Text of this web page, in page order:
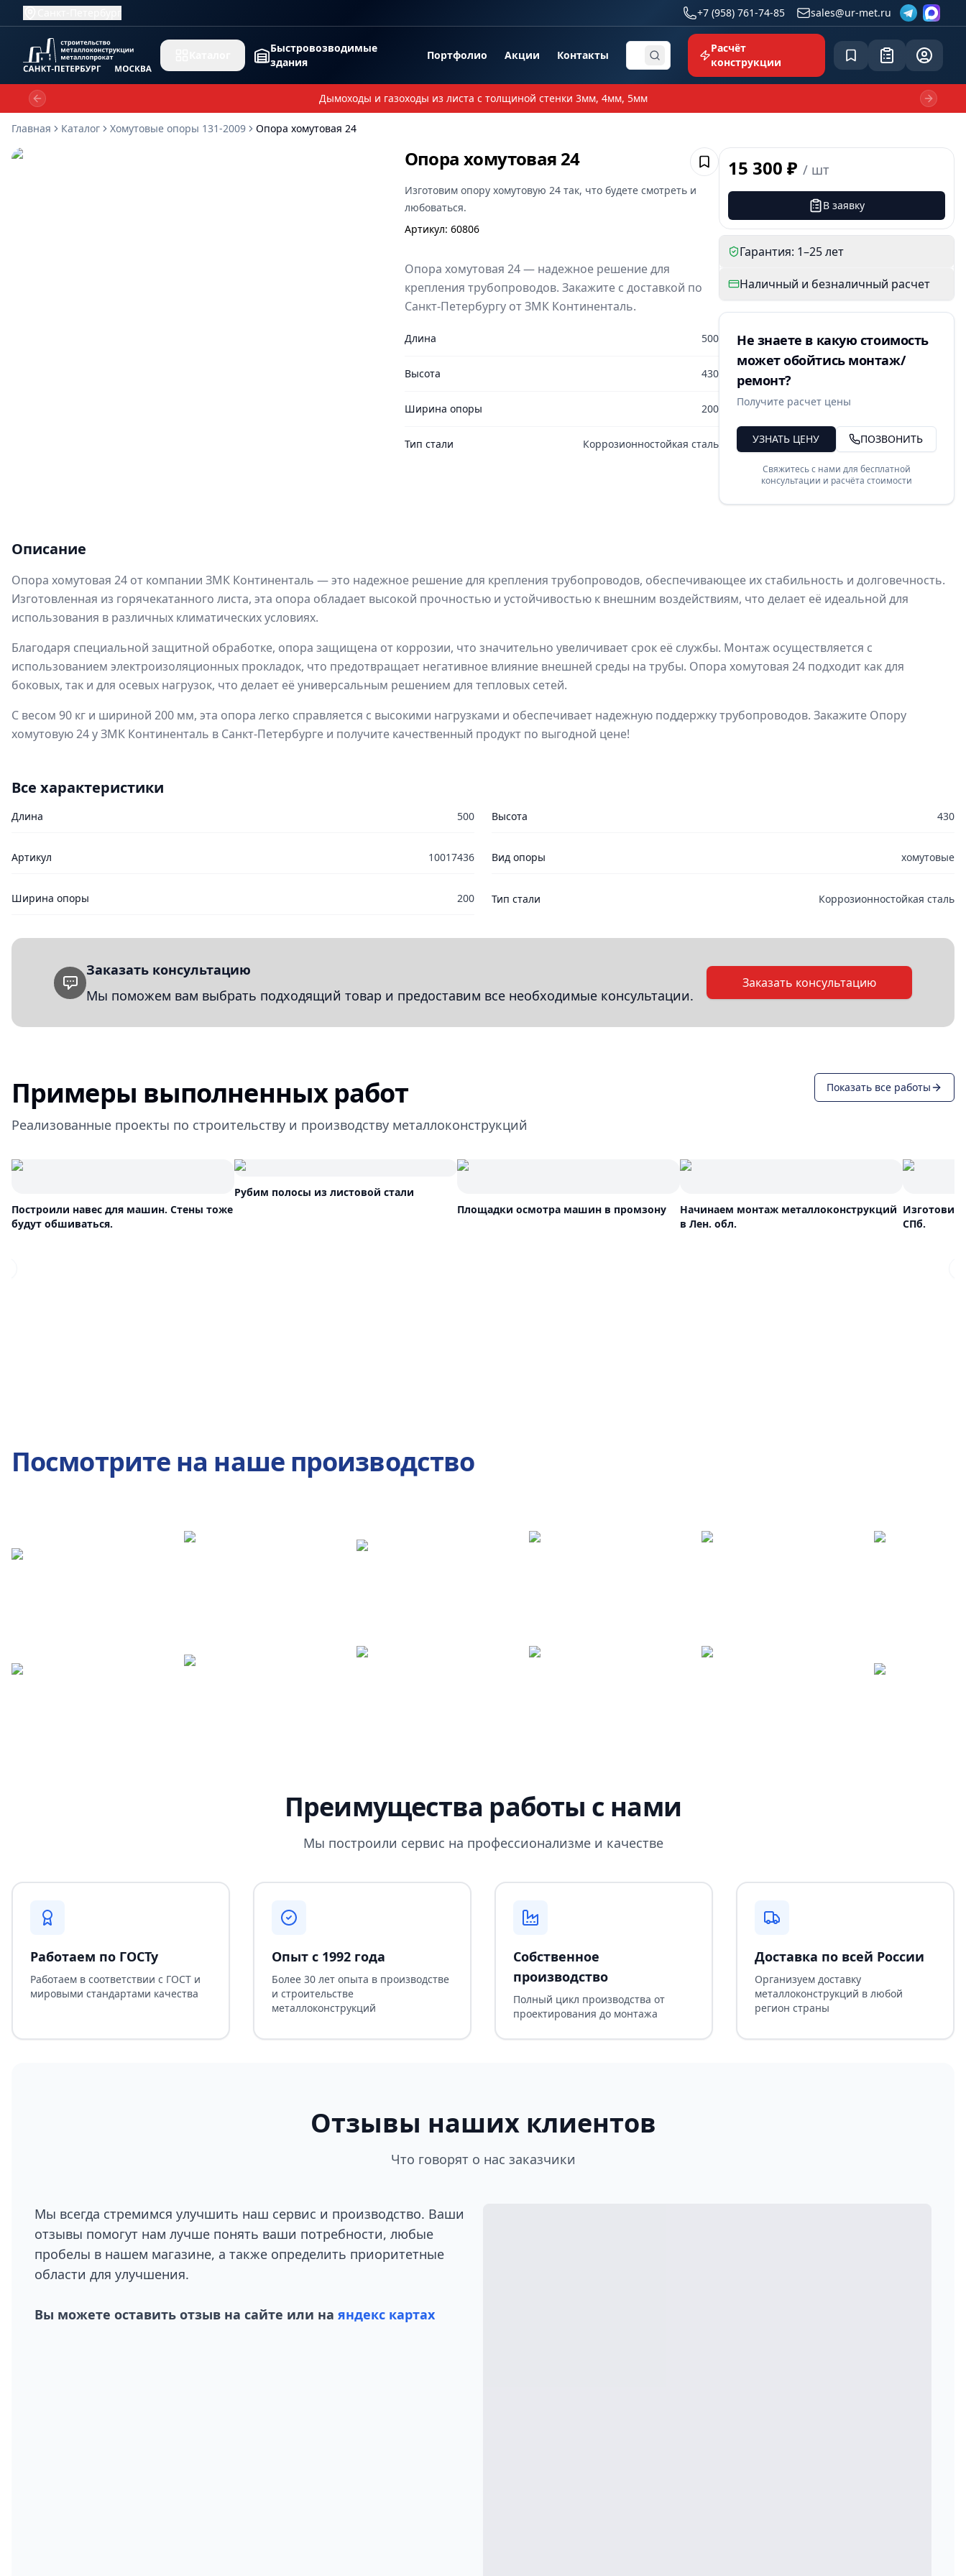
+7 (958) 761-74-85 sales@ur-met.ru
Быстровозводимые
здания
Портфолио Акции Контакты
Расчёт
конструкции
Сохранённое
Заявка
Дымоходы и газоходы из листа с толщиной стенки 3мм, 4мм, 5мм
Previous slide
Next
Главная
Каталог Хомутовые опоры 131-2009 Опора хомутовая 24
Опора хомутовая 24 Сохранить
Изготовим опору хомутовую 24так, что будете смотреть и
любоваться.
Артикул: 60806
Опора хомутовая 24 — надежное решение для
крепления трубопроводов. Закажите с доставкой по
Санкт-Петербургу от ЗМК Континенталь.
Длина 500
Высота 430
Ширина опоры 200
Тип стали Коррозионностойкая сталь
15 300 ₽ / шт
В заявку
Гарантия: 1–25 лет
Наличный и безналичный расчет
Не знаете в какую стоимость
может обойтись монтаж/
ремонт?
Получите расчет цены
УЗНАТЬ ЦЕНУ ПОЗВОНИТЬ
Свяжитесь с нами для бесплатной
консультации и расчёта стоимости
Описание
Опора хомутовая 24 от компании ЗМК Континенталь — это надежное решение для крепления трубопроводов, обеспечивающее их стабильность и долговечность.
Изготовленная из горячекатанного листа, эта опора обладает высокой прочностью и устойчивостью к внешним воздействиям, что делает её идеальной для
использования в различных климатических условиях.
Благодаря специальной защитной обработке, опора защищена от коррозии, что значительно увеличивает срок её службы. Монтаж осуществляется с
использованием электроизоляционных прокладок, что предотвращает негативное влияние внешней среды на трубы. Опора хомутовая 24 подходит как для
боковых, так и для осевых нагрузок, что делает её универсальным решением для тепловых сетей.
С весом 90 кг и шириной 200 мм, эта опора легко справляется с высокими нагрузками и обеспечивает надежную поддержку трубопроводов. Закажите Опору
хомутовую 24 у ЗМК Континенталь в Санкт-Петербурге и получите качественный продукт по выгодной цене!
Все характеристики
Длина 500 Высота 430
Артикул 10017436 Вид опоры хомутовые
Ширина опоры 200 Тип стали Коррозионностойкая сталь
Заказать консультацию
Мы поможем вам выбрать подходящий товар и предоставим все необходимые консультации.
Заказать консультацию
Примеры выполненных работ
Реализованные проекты по строительству и производству металлоконструкций
Показать все работы
Построили навес для машин. Стены тоже
будут обшиваться.
Рубим полосы из листовой стали
Площадки осмотра машин в промзону
Начинаем монтаж металлоконструкций
в Лен. обл.
СПб.
Посмотрите на наше производство
Преимущества работы с нами
Мы построили сервис на профессионализме и качестве
Работаем по ГОСТу
Работаем в соответствии с ГОСТ и
мировыми стандартами качества
Опыт с 1992 года
Более 30 лет опыта в производстве
и строительстве
металлоконструкций
Собственное
производство
Полный цикл производства от
проектирования до монтажа
Доставка по всей России
Организуем доставку
металлоконструкций в любой
регион страны
Отзывы наших клиентов
Что говорят о нас заказчики
Мы всегда стремимся улучшить наш сервис и производство. Ваши
отзывы помогут нам лучше понять ваши потребности, любые
пробелы в нашем магазине, а также определить приоритетные
области для улучшения.
Вы можете оставить отзыв на сайте или на яндекс картах